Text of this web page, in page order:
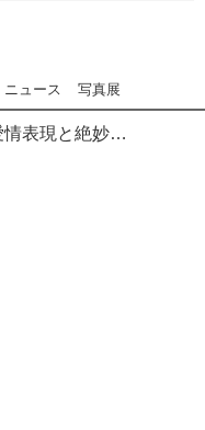
ニュース 写真展
「柔らかな愛情表現と絶妙の距離感」 「カメラマン最前線」大門美奈さん（中編）